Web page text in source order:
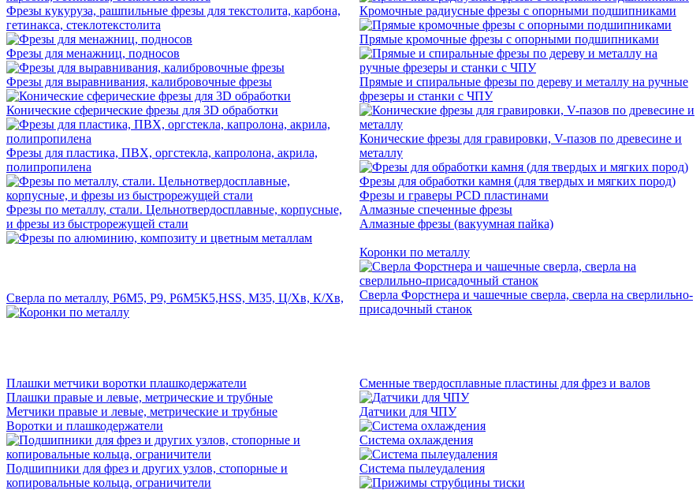
Фрезы кукуруза, рашпильные фрезы для текстолита, карбона,
гетинакса, стеклотекстолита
Фрезы для менажниц, подносов
Фрезы для выравнивания, калибровочные фрезы
Конические сферические фрезы для 3D обработки
Фрезы для пластика, ПВХ, оргстекла, капролона, акрила,
полипропилена
Фрезы по металлу, стали. Цельнотвердосплавные, корпусные,
и фрезы из быстрорежущей стали
Кромочные радиусные фрезы с опорными подшипниками
Прямые кромочные фрезы с опорными подшипниками
Прямые и спиральные фрезы по дереву и металлу на ручные
фрезеры и станки с ЧПУ
Конические фрезы для гравировки, V-пазов по древесине и
металлу
Фрезы для обработки камня (для твердых и мягких пород)
Фрезы и граверы PCD пластинами
Алмазные спеченные фрезы
Алмазные фрезы (вакуумная пайка)
Сверла по металлу, Р6М5, Р9, Р6М5К5,HSS, M35, Ц/Хв, К/Хв,
Коронки по металлу
Сверла Форстнера и чашечные сверла, сверла на сверлильно-
присадочный станок
Плашки метчики воротки плашкодержатели
Плашки правые и левые, метрические и трубные
Метчики правые и левые, метрические и трубные
Воротки и плашкодержатели
Подшипники для фрез и других узлов, стопорные и
копировальные кольца, ограничители
Сменные твердосплавные пластины для фрез и валов
Датчики для ЧПУ
Система охлаждения
Система пылеудаления